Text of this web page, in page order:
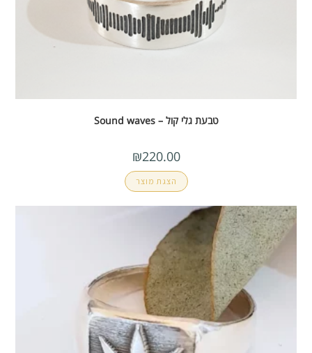
טבעת גלי קול – Sound waves
₪220.00
הצגת מוצר